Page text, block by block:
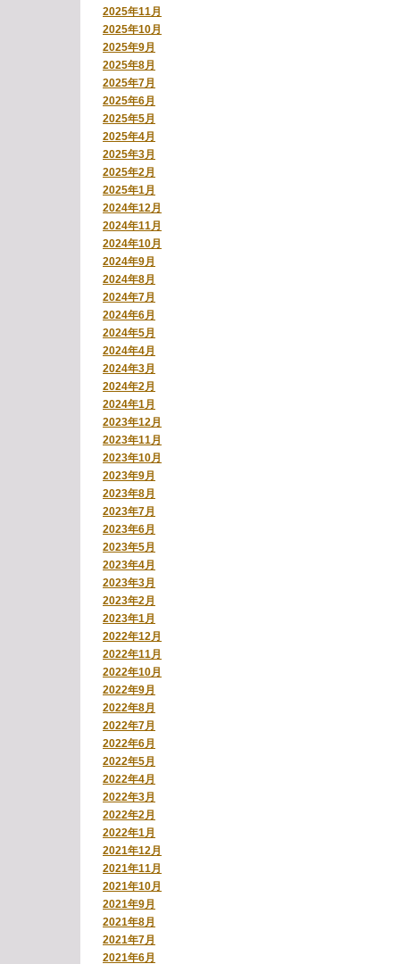
2025年11月
2025年10月
2025年9月
2025年8月
2025年7月
2025年6月
2025年5月
2025年4月
2025年3月
2025年2月
2025年1月
2024年12月
2024年11月
2024年10月
2024年9月
2024年8月
2024年7月
2024年6月
2024年5月
2024年4月
2024年3月
2024年2月
2024年1月
2023年12月
2023年11月
2023年10月
2023年9月
2023年8月
2023年7月
2023年6月
2023年5月
2023年4月
2023年3月
2023年2月
2023年1月
2022年12月
2022年11月
2022年10月
2022年9月
2022年8月
2022年7月
2022年6月
2022年5月
2022年4月
2022年3月
2022年2月
2022年1月
2021年12月
2021年11月
2021年10月
2021年9月
2021年8月
2021年7月
2021年6月